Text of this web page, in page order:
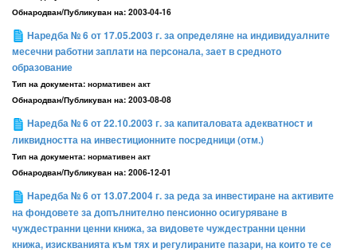
Обнародван/Публикуван на: 2003-04-16
Наредба № 6 от 17.05.2003 г. за определяне на индивидуалните
месечни работни заплати на персонала, зает в средното
образование
Тип на документа: нормативен акт
Обнародван/Публикуван на: 2003-08-08
Наредба № 6 от 22.10.2003 г. за капиталовата адекватност и
ликвидността на инвестиционните посредници (отм.)
Тип на документа: нормативен акт
Обнародван/Публикуван на: 2006-12-01
Наредба № 6 от 13.07.2004 г. за реда за инвестиране на активите
на фондовете за допълнително пенсионно осигуряване в
чуждестранни ценни книжа, за видовете чуждестранни ценни
книжа, изискванията към тях и регулираните пазари, на които те се